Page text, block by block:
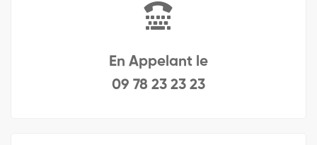
En Appelant le
09 78 23 23 23